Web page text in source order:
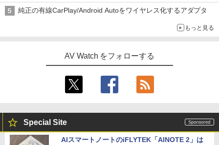
純正の有線CarPlay/Android Autoをワイヤレス化するアダプタ
もっと見る
AV Watch をフォローする
Special Site
AIスマートノートのiFLYTEK「AINOTE 2」は